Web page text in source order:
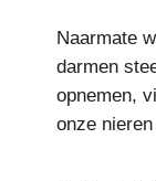
Naarmate
darmen
opnemen,
onze